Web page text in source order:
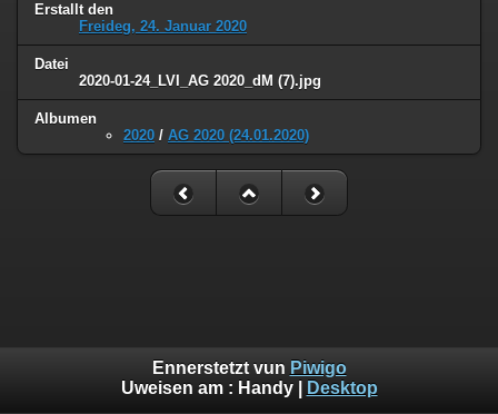
Erstallt den
Freideg, 24. Januar 2020
Datei
2020-01-24_LVI_AG 2020_dM (7).jpg
Albumen
2020 / AG 2020 (24.01.2020)
Ennerstetzt vun Piwigo
Uweisen am : Handy| Desktop